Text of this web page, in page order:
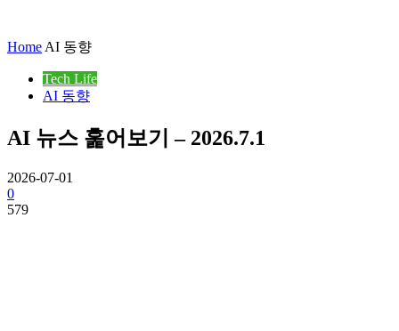
Home AI 동향
Tech Life
AI 동향
AI 뉴스 훑어보기 – 2026.7.1
2026-07-01
0
579